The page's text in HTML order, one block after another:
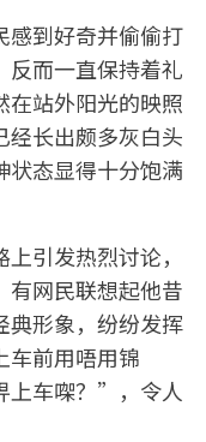
感到好奇并偷偷打
反而一直保持着礼
在站外阳光的映照
经长出颇多灰白头
状态显得十分饱满
引发热烈讨论，
有网民联想起他昔
典形象，纷纷发挥
前用唔用锦
车㗎？”，令人